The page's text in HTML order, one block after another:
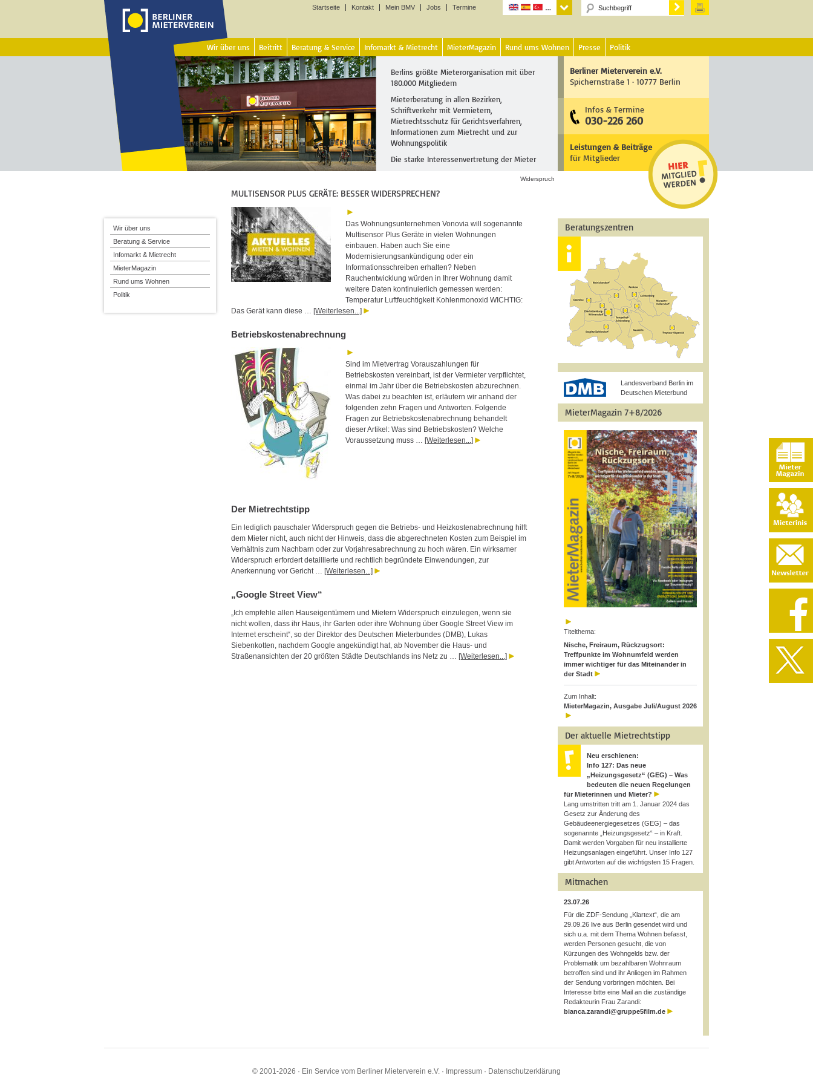
Startseite Kontakt Mein BMV Jobs Termine
Wir über uns Beitritt Beratung & Service Infomarkt & Mietrecht MieterMagazin Rund ums Wohnen Presse Politik
Berlins größte Mieterorganisation mit über
180.000 Mitgliedern
Mieterberatung in allen Bezirken,
Schriftverkehr mit Vermietern,
Mietrechtsschutz für Gerichtsverfahren,
Informationen zum Mietrecht und zur
Wohnungspolitik
Die starke Interessenvertretung der Mieter
Berliner Mieterverein e.V.
Spichernstraße 1 · 10777 Berlin
Infos & Termine
030-226 260
Leistungen & Beiträge
für Mitglieder
Widerspruch
MULTISENSOR PLUS GERÄTE: BESSER WIDERSPRECHEN?
Das Wohnungsunternehmen Vonovia will sogenannte
Multisensor Plus Geräte in vielen Wohnungen
einbauen. Haben auch Sie eine
Modernisierungsankündigung oder ein
Informationsschreiben erhalten? Neben
Rauchentwicklung würden in Ihrer Wohnung damit
weitere Daten kontinuierlich gemessen werden:
Temperatur Luftfeuchtigkeit Kohlenmonoxid WICHTIG:
Das Gerät kann diese … [Weiterlesen...]
Betriebskostenabrechnung
Sind im Mietvertrag Vorauszahlungen für
Betriebskosten vereinbart, ist der Vermieter verpflichtet,
einmal im Jahr über die Betriebskosten abzurechnen.
Was dabei zu beachten ist, erläutern wir anhand der
folgenden zehn Fragen und Antworten. Folgende
Fragen zur Betriebskostenabrechnung behandelt
dieser Artikel: Was sind Betriebskosten? Welche
Voraussetzung muss … [Weiterlesen...]
Der Mietrechtstipp
Ein lediglich pauschaler Widerspruch gegen die Betriebs- und Heizkostenabrechnung hilft
dem Mieter nicht, auch nicht der Hinweis, dass die abgerechneten Kosten zum Beispiel im
Verhältnis zum Nachbarn oder zur Vorjahresabrechnung zu hoch wären. Ein wirksamer
Widerspruch erfordert detaillierte und rechtlich begründete Einwendungen, zur
Anerkennung vor Gericht … [Weiterlesen...]
„Google Street View“
„Ich empfehle allen Hauseigentümern und Mietern Widerspruch einzulegen, wenn sie
nicht wollen, dass ihr Haus, ihr Garten oder ihre Wohnung über Google Street View im
Internet erscheint“, so der Direktor des Deutschen Mieterbundes (DMB), Lukas
Siebenkotten, nachdem Google angekündigt hat, ab November die Haus- und
Straßenansichten der 20 größten Städte Deutschlands ins Netz zu … [Weiterlesen...]
Beratungszentren
Landesverband Berlin im
Deutschen Mieterbund
MieterMagazin 7+8/2026
Titelthema:
Nische, Freiraum, Rückzugsort:
Treffpunkte im Wohnumfeld werden
immer wichtiger für das Miteinander in
der Stadt
Zum Inhalt:
MieterMagazin, Ausgabe Juli/August 2026
Der aktuelle Mietrechtstipp
Neu erschienen:
Info 127: Das neue
„Heizungsgesetz“ (GEG) – Was
bedeuten die neuen Regelungen
für Mieterinnen und Mieter?
Lang umstritten tritt am 1. Januar 2024 das
Gesetz zur Änderung des
Gebäudeenergiegesetzes (GEG) – das
sogenannte „Heizungsgesetz“ – in Kraft.
Damit werden Vorgaben für neu installierte
Heizungsanlagen eingeführt. Unser Info 127
gibt Antworten auf die wichtigsten 15 Fragen.
Mitmachen
23.07.26
Für die ZDF-Sendung „Klartext“, die am
29.09.26 live aus Berlin gesendet wird und
sich u.a. mit dem Thema Wohnen befasst,
werden Personen gesucht, die von
Kürzungen des Wohngelds bzw. der
Problematik um bezahlbaren Wohnraum
betroffen sind und ihr Anliegen im Rahmen
der Sendung vorbringen möchten. Bei
Interesse bitte eine Mail an die zuständige
Redakteurin Frau Zarandi:
bianca.zarandi@gruppe5film.de
Wir über uns
Beratung & Service
Infomarkt & Mietrecht
MieterMagazin
Rund ums Wohnen
Politik
© 2001-2026 · Ein Service vom Berliner Mieterverein e.V. · Impressum · Datenschutzerklärung